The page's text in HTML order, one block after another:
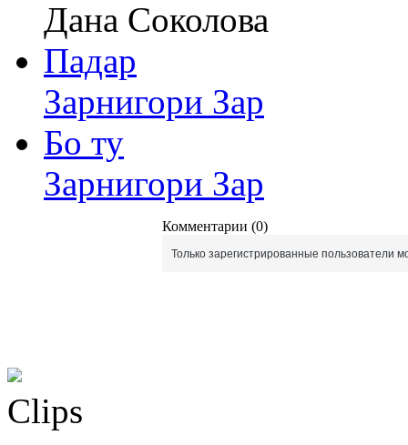
Дана Соколова
Падар
Зарнигори Зар
Бо ту
Зарнигори Зар
Комментарии (0)
Только зарегистрированные пользователи
Clips